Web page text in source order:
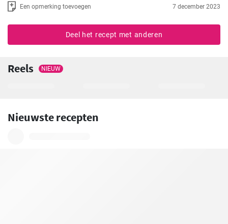
Een opmerking toevoegen 7 december 2023
Deel het recept met anderen
Reels NIEUW
Nieuwste recepten